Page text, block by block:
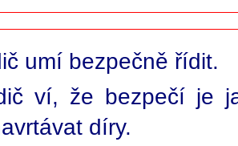
umí bezpečně řídit.
ví, že bezpečí je
díry.